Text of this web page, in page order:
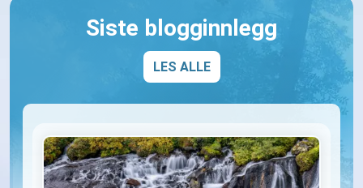
Siste blogginnlegg
LES ALLE